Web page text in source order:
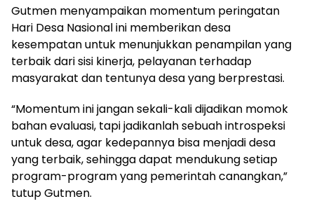
Gutmen menyampaikan momentum peringatan
Hari Desa Nasional ini memberikan desa
kesempatan untuk menunjukkan penampilan yang
terbaik dari sisi kinerja, pelayanan terhadap
masyarakat dan tentunya desa yang berprestasi.
“Momentum ini jangan sekali-kali dijadikan momok
bahan evaluasi, tapi jadikanlah sebuah introspeksi
untuk desa, agar kedepannya bisa menjadi desa
yang terbaik, sehingga dapat mendukung setiap
program-program yang pemerintah canangkan,”
tutup Gutmen.